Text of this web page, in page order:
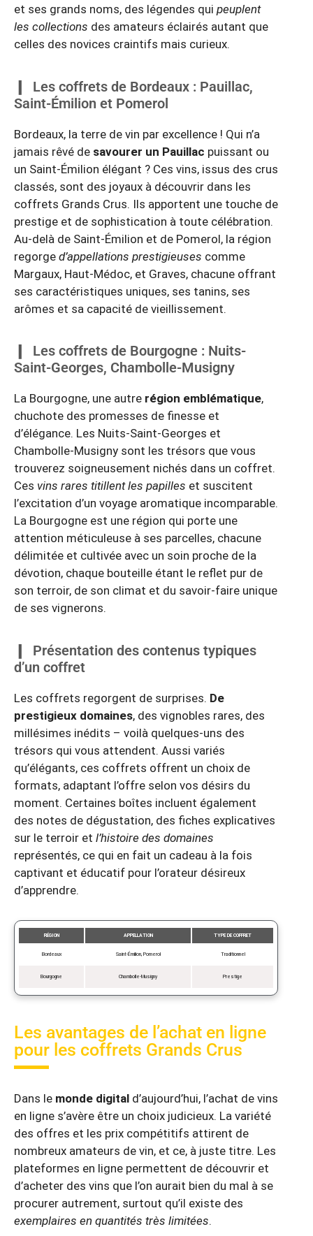
et ses grands noms, des légendes qui peuplent
les collections des amateurs éclairés autant que
celles des novices craintifs mais curieux.
Les coffrets de Bordeaux : Pauillac,
Saint-Émilion et Pomerol
Bordeaux, la terre de vin par excellence ! Qui n’a
jamais rêvé de savourer un Pauillac puissant ou
un Saint-Émilion élégant ? Ces vins, issus des crus
classés, sont des joyaux à découvrir dans les
coffrets Grands Crus. Ils apportent une touche de
prestige et de sophistication à toute célébration.
Au-delà de Saint-Émilion et de Pomerol, la région
regorge d’appellations prestigieuses comme
Margaux, Haut-Médoc, et Graves, chacune offrant
ses caractéristiques uniques, ses tanins, ses
arômes et sa capacité de vieillissement.
Les coffrets de Bourgogne : Nuits-
Saint-Georges, Chambolle-Musigny
La Bourgogne, une autre région emblématique,
chuchote des promesses de finesse et
d’élégance. Les Nuits-Saint-Georges et
Chambolle-Musigny sont les trésors que vous
trouverez soigneusement nichés dans un coffret.
Ces vins rares titillent les papilles et suscitent
l’excitation d’un voyage aromatique incomparable.
La Bourgogne est une région qui porte une
attention méticuleuse à ses parcelles, chacune
délimitée et cultivée avec un soin proche de la
dévotion, chaque bouteille étant le reflet pur de
son terroir, de son climat et du savoir-faire unique
de ses vignerons.
Présentation des contenus typiques
d’un coffret
Les coffrets regorgent de surprises. De
prestigieux domaines, des vignobles rares, des
millésimes inédits – voilà quelques-uns des
trésors qui vous attendent. Aussi variés
qu’élégants, ces coffrets offrent un choix de
formats, adaptant l’offre selon vos désirs du
moment. Certaines boîtes incluent également
des notes de dégustation, des fiches explicatives
sur le terroir et l’histoire des domaines
représentés, ce qui en fait un cadeau à la fois
captivant et éducatif pour l’orateur désireux
d’apprendre.
RÉGION APPELLATION TYPE DE COFFRET
Bordeaux Saint-Émilion, Pomerol Traditionnel
Bourgogne Chambolle-Musigny Prestige
Les avantages de l’achat en ligne
pour les coffrets Grands Crus
Dans le monde digital d’aujourd’hui, l’achat de vins
en ligne s’avère être un choix judicieux. La variété
des offres et les prix compétitifs attirent de
nombreux amateurs de vin, et ce, à juste titre. Les
plateformes en ligne permettent de découvrir et
d’acheter des vins que l’on aurait bien du mal à se
procurer autrement, surtout qu’il existe des
exemplaires en quantités très limitées.